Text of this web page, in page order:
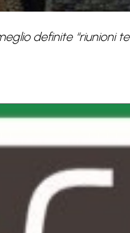
definite “riunioni